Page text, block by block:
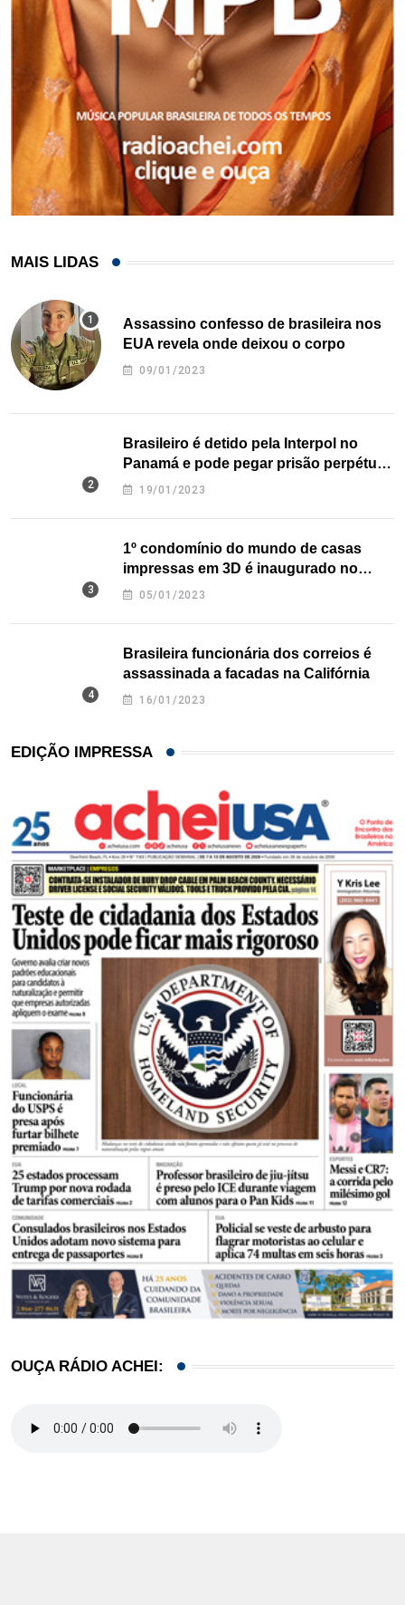
MAIS LIDAS
Assassino confesso de brasileira nos
EUA revela onde deixou o corpo
09/01/2023
Brasileiro é detido pela Interpol no
Panamá e pode pegar prisão perpétua
nos EUA
19/01/2023
1º condomínio do mundo de casas
impressas em 3D é inaugurado no
Texas
05/01/2023
Brasileira funcionária dos correios é
assassinada a facadas na Califórnia
16/01/2023
EDIÇÃO IMPRESSA
OUÇA RÁDIO ACHEI: